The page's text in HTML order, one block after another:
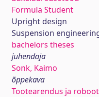
Formula Student
Upright design
Suspension
bachelors theses
juhendaja
Sonk, Kaimo
õppekava
Tootearendus ja